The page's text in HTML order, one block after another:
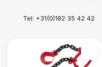
Tel: +31(0)182 35 42 42